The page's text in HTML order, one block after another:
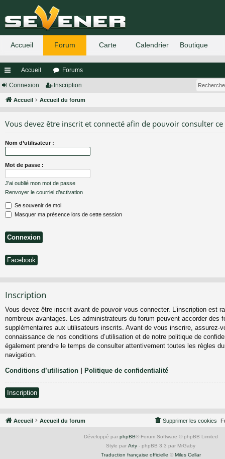
ac
co
s
Accueil Forums
Connexion Inscription
Accueil Accueil du forum
Vous devez être inscrit et connecté afin de pouvoir consulter
Nom d’utilisateur :
Mot de passe :
J’ai oublié mon mot de passe
Renvoyer le courriel d’activation
Se souvenir de moi
Masquer ma présence lors de cette session
Facebook
Inscription
Vous devez être inscrit avant de pouvoir vous connecter. L’inscription est
nombreux avantages. Les administrateurs du forum peuvent accorder des
supplémentaires aux utilisateurs inscrits. Avant de vous inscrire, assurez-
connaissance de nos conditions d’utilisation et de notre politique de
également prendre le temps de consulter attentivement toutes les règles
navigation.
Conditions d’utilisation | Politique de confidentialité
Inscription
Accueil Accueil du forum Supprimer les cookies
Développé par phpBB® Forum Software © phpBB Limited
Style par Arty - phpBB 3.3 par MrGaby
Traduction française officielle © Miles Cellar